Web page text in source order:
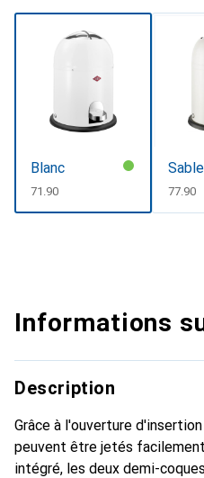
Blanc
CHF
71.90
Sable
CHF
77.90
Informations
Description
Grâce à l'ouverture
peuvent être jetés
intégré, les deux demi-